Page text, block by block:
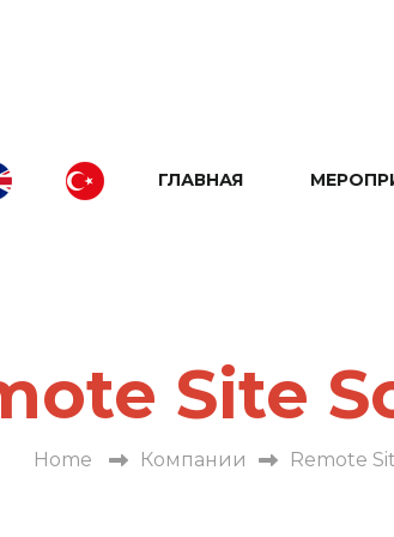
ГЛАВНАЯ
Site
Home Компании Remote